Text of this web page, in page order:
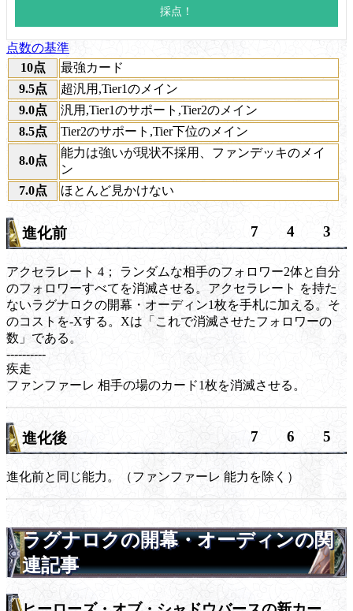
点数の基準
10点
最強カード
9.5点
超汎用,Tier1のメイン
9.0点
汎用,Tier1のサポート,Tier2のメイン
8.5点
Tier2のサポート,Tier下位のメイン
8.0点
能力は強いが現状不採用、ファンデッキのメイ
ン
7.0点
ほとんど見かけない
進化前 7 4 3
アクセラレート 4； ランダムな相手のフォロワー2体と自分
のフォロワーすべてを消滅させる。 アクセラレート を持た
ないラグナロクの開幕・オーディン1枚を手札に加える。そ
のコストを-Xする。Xは「これで消滅させたフォロワーの
数」である。
----------
疾走
ファンファーレ 相手の場のカード1枚を消滅させる。
進化後 7 6 5
進化前と同じ能力。（ファンファーレ 能力を除く）
ラグナロクの開幕・オーディンの関
連記事